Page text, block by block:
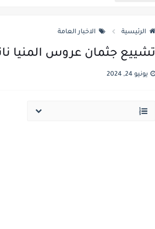
عذراء اول من تعجن وتخبز
غضب مصري ضد المخرجة فدوى
الرئيسية الاخبار العامة
تشييع جثمان عروس المنيا
يونيو 24, 2024